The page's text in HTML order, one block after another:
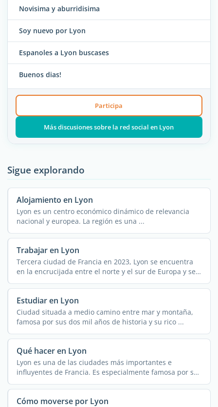
Novisima y aburridisima
Soy nuevo por Lyon
Espanoles a Lyon buscases
Buenos dias!
Participa
Más discusiones sobre la red social en Lyon
Sigue explorando
Alojamiento en Lyon
Lyon es un centro económico dinámico de relevancia
nacional y europea. La región es una ...
Trabajar en Lyon
Tercera ciudad de Francia en 2023, Lyon se encuentra
en la encrucijada entre el norte y el sur de Europa y se
...
Estudiar en Lyon
Ciudad situada a medio camino entre mar y montaña,
famosa por sus dos mil años de historia y su rico ...
Qué hacer en Lyon
Lyon es una de las ciudades más importantes e
influyentes de Francia. Es especialmente famosa por ser
la ...
Cómo moverse por Lyon